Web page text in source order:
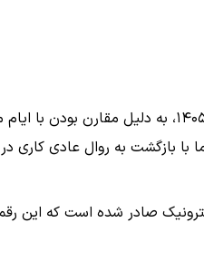
در ماه‌های قبل مانند اسفند ۱۴۰۴ و فروردین ۱۴۰۵، به
بازگشت به روال عادی کاری